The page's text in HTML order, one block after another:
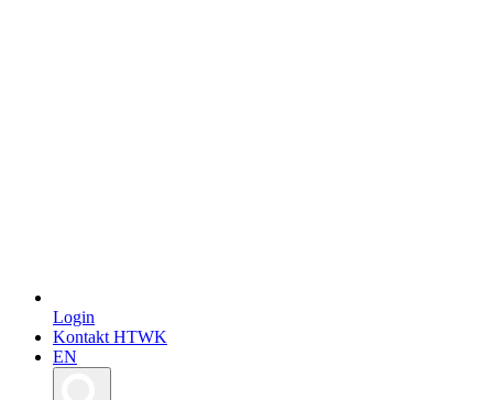
Login
Kontakt HTWK
EN